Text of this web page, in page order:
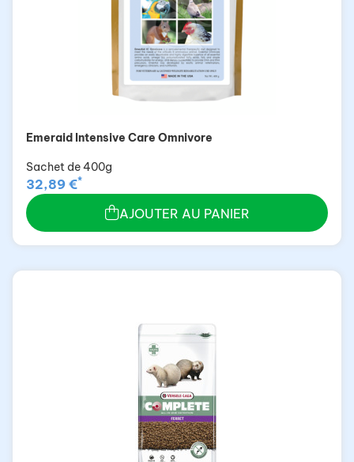
Emeraid Intensive Care Omnivore
Sachet de 400g
32,89 €*
AJOUTER AU PANIER